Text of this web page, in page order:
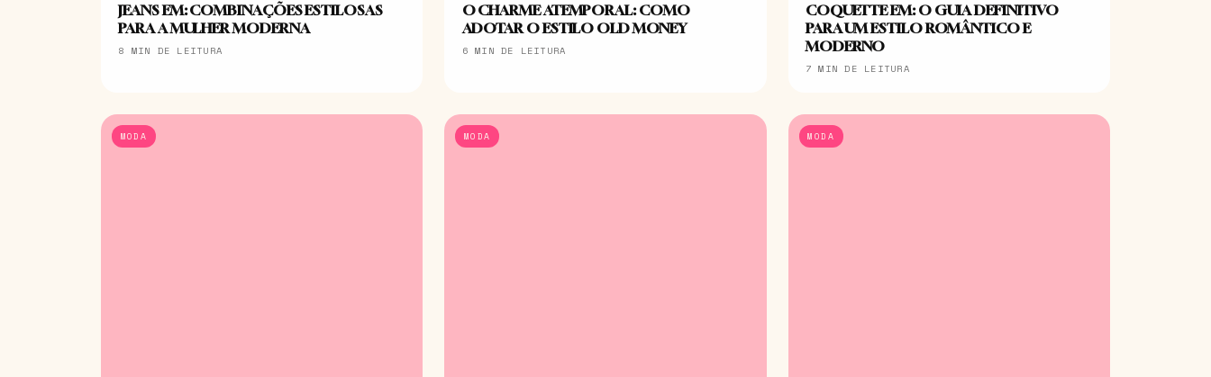
JEANS EM: COMBINAÇÕES ESTILOSAS
PARA A MULHER MODERNA
8 MIN DE LEITURA
O CHARME ATEMPORAL: COMO
ADOTAR O ESTILO OLD MONEY
6 MIN DE LEITURA
COQUETTE EM: O GUIA DEFINITIVO
PARA UM ESTILO ROMÂNTICO E
MODERNO
7 MIN DE LEITURA
MODA MODA MODA